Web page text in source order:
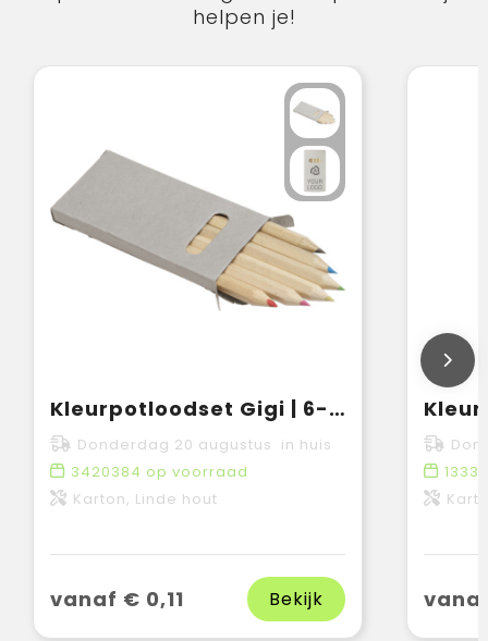
helpen je!
Kleurpotloodset Gigi | 6-delig
Donderdag 20 augustus in huis
3420384 op voorraad
Karton, Linde hout
vanaf € 0,11 Bekijk